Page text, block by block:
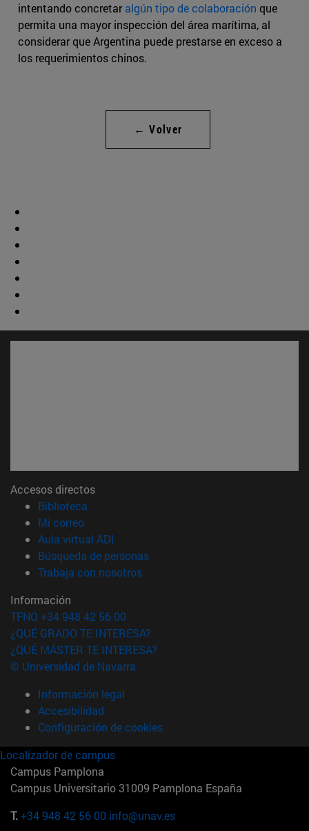
intentando concretaralgún tipo de colaboración que
permita una mayor inspección del área marítima, al
considerar que Argentina puede prestarse en exceso a
los requerimientos chinos.
← Volver
Accesos directos
Biblioteca
Mi correo(abre en nueva ventana)
Aula virtual ADI
Búsqueda de personas(abre en nueva ventana)
Trabaja con nosotros(abre en nueva ventana)
Información
TFNO +34 948 42 56 00
¿QUÉ GRADO TE INTERESA?
¿QUÉ MÁSTER TE INTERESA?
© Universidad de Navarra
Información legal
Accesibilidad
Configuración de cookies
Localizador de campus
Campus Pamplona
Campus Universitario 31009 Pamplona España
T.+34 948 42 56 00 info@unav.es